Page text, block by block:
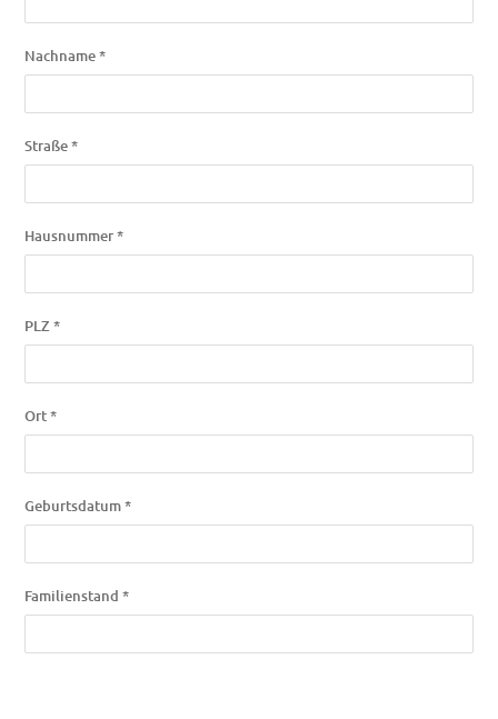
Nachname *
Straße *
Hausnummer *
PLZ *
Ort *
Geburtsdatum *
Familienstand *